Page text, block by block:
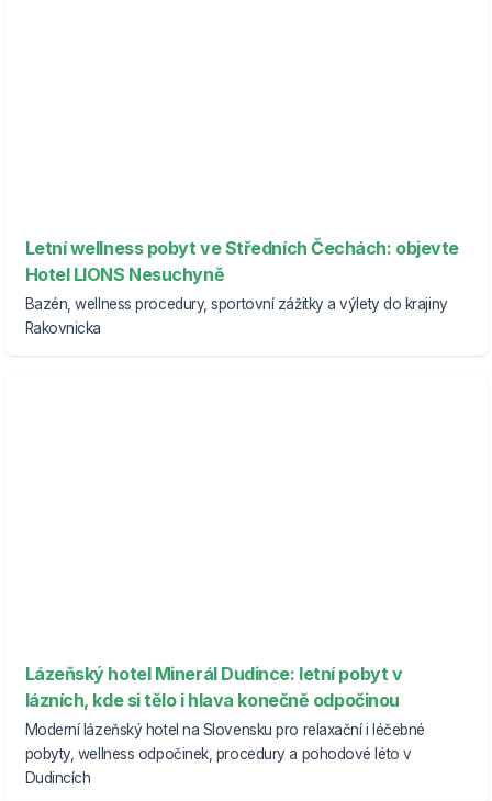
Letní wellness pobyt ve Středních Čechách: objevte
Hotel LIONS Nesuchyně
Bazén, wellness procedury, sportovní zážitky a výlety do krajiny
Rakovnicka
Lázeňský hotel Minerál Dudince: letní pobyt v
lázních, kde si tělo i hlava konečně odpočinou
Moderní lázeňský hotel na Slovensku pro relaxační i léčebné
pobyty, wellness odpočinek, procedury a pohodové léto v
Dudincích